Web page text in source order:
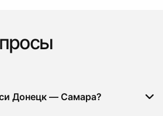
Донецк — Самара?